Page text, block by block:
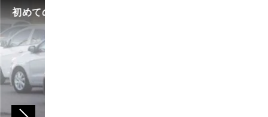
初めての中古車選び、購入時の流れや必要な書類などに